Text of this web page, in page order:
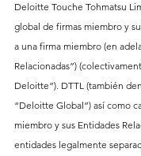
Deloitte Touche Tohmatsu
global de firmas miembro y
a una firma miembro (en
Relacionadas”)
Deloitte”). DTTL (también
“Deloitte Global”) así como
miembro y sus Entidades
entidades legalmente